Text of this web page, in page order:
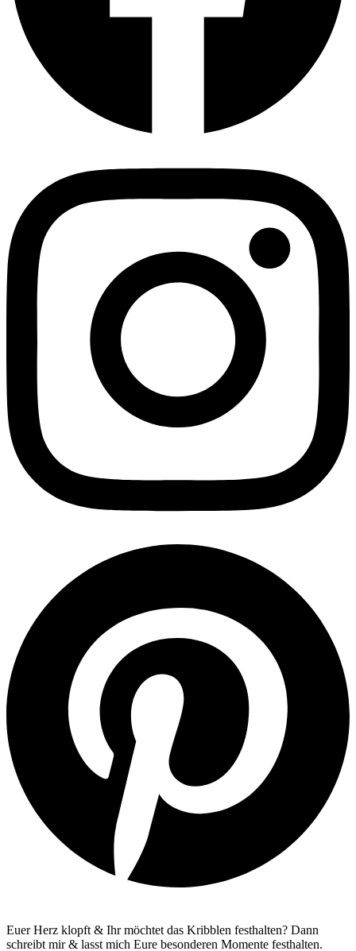
Euer Herz klopft & Ihr möchtet das Kribblen festhalten? Dann
schreibt mir & lasst mich Eure besonderen Momente festhalten.